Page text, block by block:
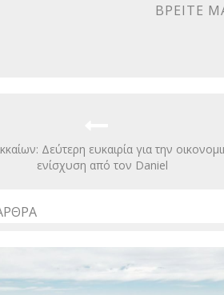
ΒΡΕΊΤΕ
Δεύτερη ευκαιρία για την
ενίσχυση από τον Daniel